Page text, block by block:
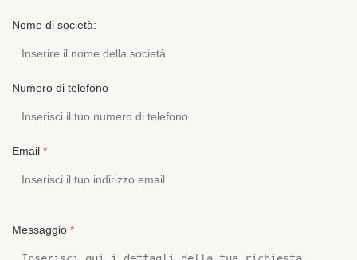
Nome di società:
Numero di telefono
Email *
Messaggio *